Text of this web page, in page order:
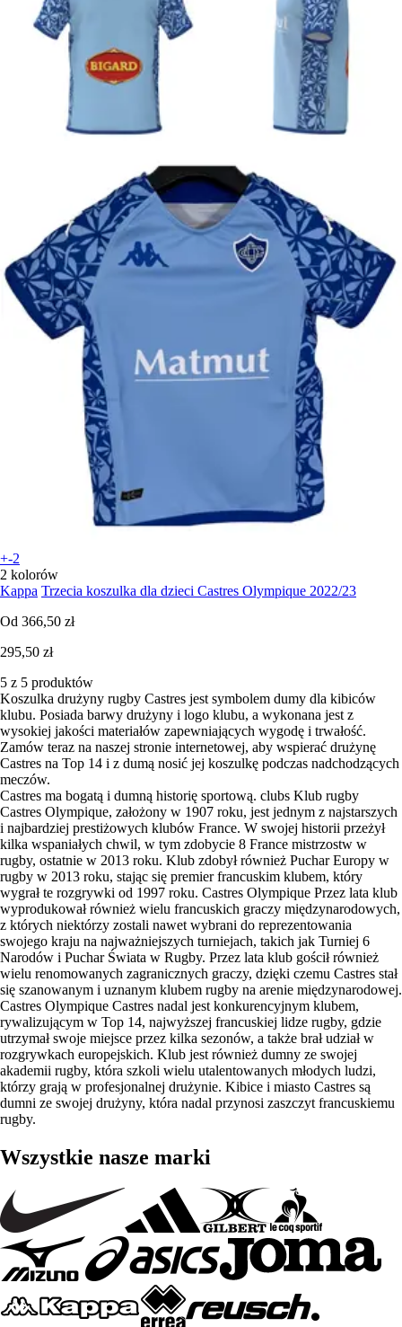
+-2
2 kolorów
Kappa Trzecia koszulka dla dzieci Castres Olympique 2022/23
Od 366,50 zł
295,50 zł
5 z 5 produktów
Koszulka drużyny rugby Castres jest symbolem dumy dla kibiców
klubu. Posiada barwy drużyny i logo klubu, a wykonana jest z
wysokiej jakości materiałów zapewniających wygodę i trwałość.
Zamów teraz na naszej stronie internetowej, aby wspierać drużynę
Castres na Top 14 i z dumą nosić jej koszulkę podczas nadchodzących
meczów.
Castres ma bogatą i dumną historię sportową. clubs Klub rugby
Castres Olympique, założony w 1907 roku, jest jednym z najstarszych
i najbardziej prestiżowych klubów France. W swojej historii przeżył
kilka wspaniałych chwil, w tym zdobycie 8 France mistrzostw w
rugby, ostatnie w 2013 roku. Klub zdobył również Puchar Europy w
rugby w 2013 roku, stając się premier francuskim klubem, który
wygrał te rozgrywki od 1997 roku. Castres Olympique Przez lata klub
wyprodukował również wielu francuskich graczy międzynarodowych,
z których niektórzy zostali nawet wybrani do reprezentowania
swojego kraju na najważniejszych turniejach, takich jak Turniej 6
Narodów i Puchar Świata w Rugby. Przez lata klub gościł również
wielu renomowanych zagranicznych graczy, dzięki czemu Castres stał
się szanowanym i uznanym klubem rugby na arenie międzynarodowej.
Castres Olympique Castres nadal jest konkurencyjnym klubem,
rywalizującym w Top 14, najwyższej francuskiej lidze rugby, gdzie
utrzymał swoje miejsce przez kilka sezonów, a także brał udział w
rozgrywkach europejskich. Klub jest również dumny ze swojej
akademii rugby, która szkoli wielu utalentowanych młodych ludzi,
którzy grają w profesjonalnej drużynie. Kibice i miasto Castres są
dumni ze swojej drużyny, która nadal przynosi zaszczyt francuskiemu
rugby.
Wszystkie nasze marki